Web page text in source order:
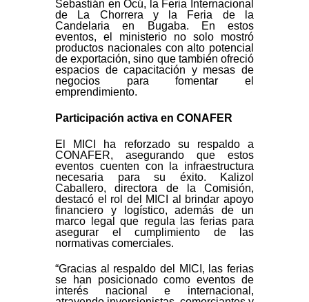
Sebastián en Ocú, la Feria Internacional
de La Chorrera y la Feria de la
Candelaria en Bugaba. En estos
eventos, el ministerio no solo mostró
productos nacionales con alto potencial
de exportación, sino que también ofreció
espacios de capacitación y mesas de
negocios para fomentar el
emprendimiento.
Participación activa en CONAFER
El MICI ha reforzado su respaldo a
CONAFER, asegurando que estos
eventos cuenten con la infraestructura
necesaria para su éxito. Kalizol
Caballero, directora de la Comisión,
destacó el rol del MICI al brindar apoyo
financiero y logístico, además de un
marco legal que regula las ferias para
asegurar el cumplimiento de las
normativas comerciales.
“Gracias al respaldo del MICI, las ferias
se han posicionado como eventos de
interés nacional e internacional,